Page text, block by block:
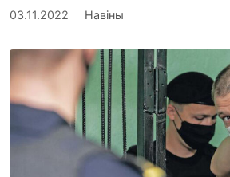
03.11.2022 Навіны